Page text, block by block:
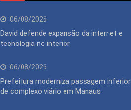
06/08/2026
David defende expansão da internet e
tecnologia no interior
06/08/2026
Prefeitura moderniza passagem inferior
de complexo viário em Manaus